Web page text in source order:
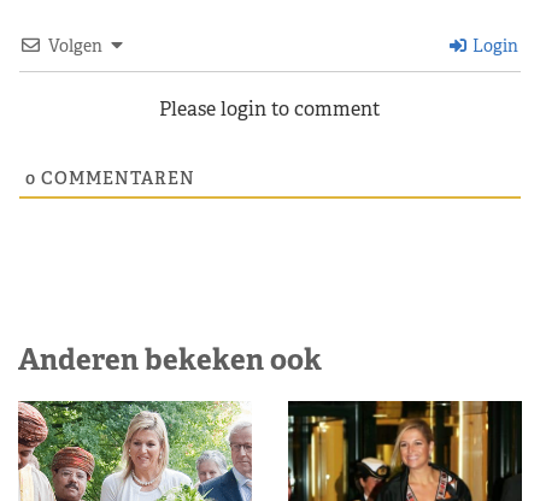
Volgen Login
Please login to comment
0 COMMENTAREN
Anderen bekeken ook